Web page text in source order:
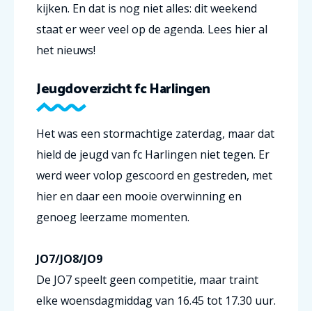
kijken. En dat is nog niet alles: dit weekend
staat er weer veel op de agenda. Lees hier al
het nieuws!
Jeugdoverzicht fc Harlingen
Het was een stormachtige zaterdag, maar dat
hield de jeugd van fc Harlingen niet tegen. Er
werd weer volop gescoord en gestreden, met
hier en daar een mooie overwinning en
genoeg leerzame momenten.
JO7/JO8/JO9
De JO7 speelt geen competitie, maar traint
elke woensdagmiddag van 16.45 tot 17.30 uur.